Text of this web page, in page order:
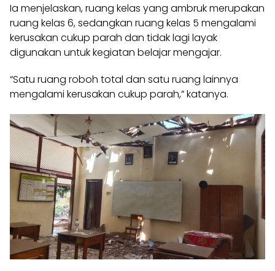
Ia menjelaskan, ruang kelas yang ambruk merupakan
ruang kelas 6, sedangkan ruang kelas 5 mengalami
kerusakan cukup parah dan tidak lagi layak
digunakan untuk kegiatan belajar mengajar.
“Satu ruang roboh total dan satu ruang lainnya
mengalami kerusakan cukup parah,” katanya.